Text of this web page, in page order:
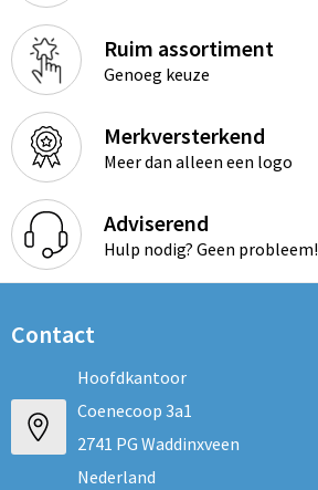
Ruim assortiment
Genoeg keuze
Merkversterkend
Meer dan alleen een logo
Adviserend
Hulp nodig? Geen probleem!
Contact
Hoofdkantoor
Coenecoop 3a1
2741 PG Waddinxveen
Nederland